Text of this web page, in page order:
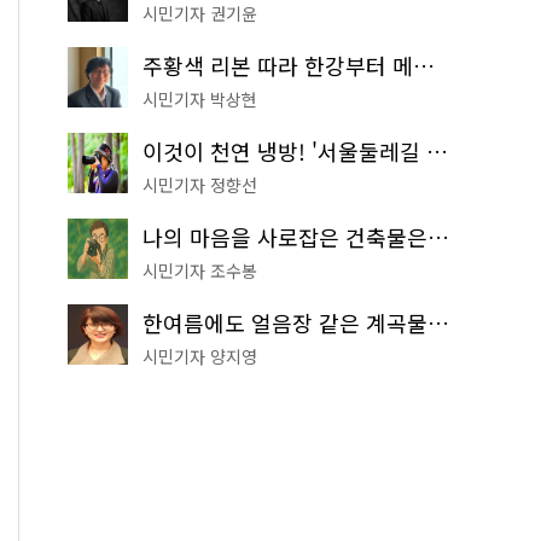
시민기자 권기윤
주황색 리본 따라 한강부터 메타세쿼이아 숲길까지…서울둘레길 15코스
시민기자 박상현
이것이 천연 냉방! '서울둘레길 9코스'로 숲속 피서 떠나볼까
시민기자 정향선
나의 마음을 사로잡은 건축물은? '서울시 건축상' 수상작 공개!
시민기자 조수봉
한여름에도 얼음장 같은 계곡물! 서울 '진관사 계곡'이 천국이네~
시민기자 양지영